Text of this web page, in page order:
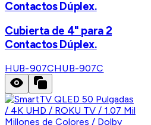
Contactos Dúplex.
Cubierta de 4" para 2
Contactos Dúplex.
HUB-907CHUB-907C